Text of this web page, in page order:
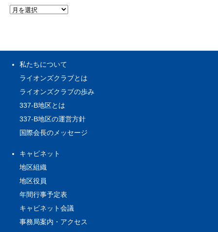
私たちについて
ライオンズクラブとは
ライオンズクラブの歩み
337-B地区とは
337-B地区の運営方針
国際会長のメッセージ
キャビネット
地区組織
地区役員
年間行事予定表
キャビネット会議
事務局案内・アクセス